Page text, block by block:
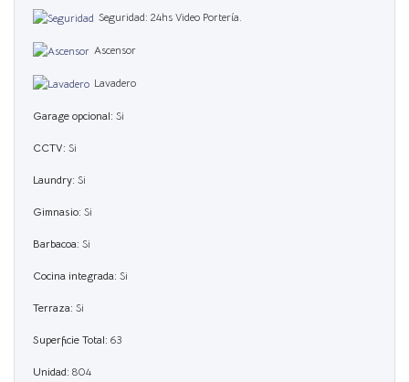
Seguridad: 24hs Video Portería.
Ascensor
Lavadero
Garage opcional: Si
CCTV: Si
Laundry: Si
Gimnasio: Si
Barbacoa: Si
Cocina integrada: Si
Terraza: Si
Superficie Total: 63
Unidad: 804